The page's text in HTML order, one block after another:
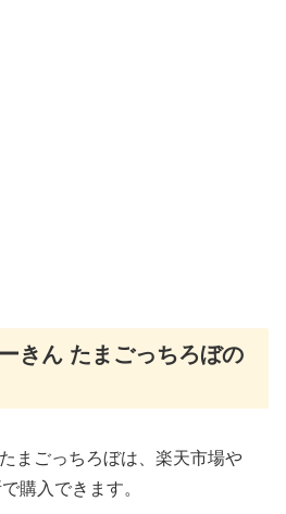
きん たまごっちろぼの
まごっちろぼは、楽天市場や
購入できます。